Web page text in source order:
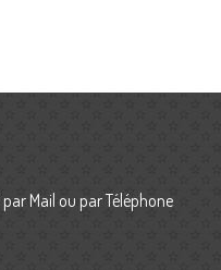
par Mail ou par Téléphone